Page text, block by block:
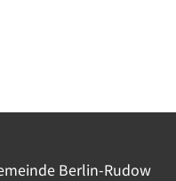
Berlin-Rudow